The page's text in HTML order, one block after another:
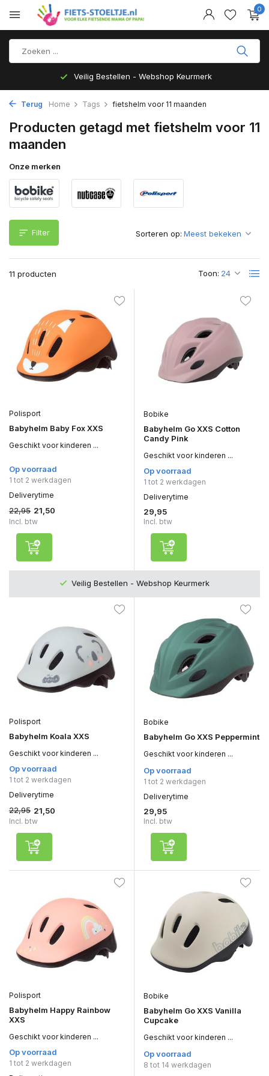
0
Veilig Bestellen - Webshop Keurmerk
Terug Home Tags fietshelm voor 11 maanden
Producten getagd met fietshelm voor 11
maanden
Onze merken
Filter
11 producten Toon:
Sorteren op:
Polisport
Babyhelm Baby Fox XXS
Geschikt voor kinderen ...
Op voorraad
1 tot 2 werkdagen
Deliverytime
22,95 21,50
Incl. btw
Bobike
Babyhelm Go XXS Cotton
Candy Pink
Geschikt voor kinderen ...
Op voorraad
1 tot 2 werkdagen
Deliverytime
29,95
Incl. btw
Veilig Bestellen - Webshop Keurmerk
Polisport
Babyhelm Koala XXS
Geschikt voor kinderen ...
Op voorraad
1 tot 2 werkdagen
Deliverytime
22,95 21,50
Incl. btw
Bobike
Babyhelm Go XXS Peppermint
Geschikt voor kinderen ...
Op voorraad
1 tot 2 werkdagen
Deliverytime
29,95
Incl. btw
Polisport
Babyhelm Happy Rainbow
XXS
Geschikt voor kinderen ...
Op voorraad
1 tot 2 werkdagen
Bobike
Babyhelm Go XXS Vanilla
Cupcake
Geschikt voor kinderen ...
Op voorraad
8 tot 14 werkdagen